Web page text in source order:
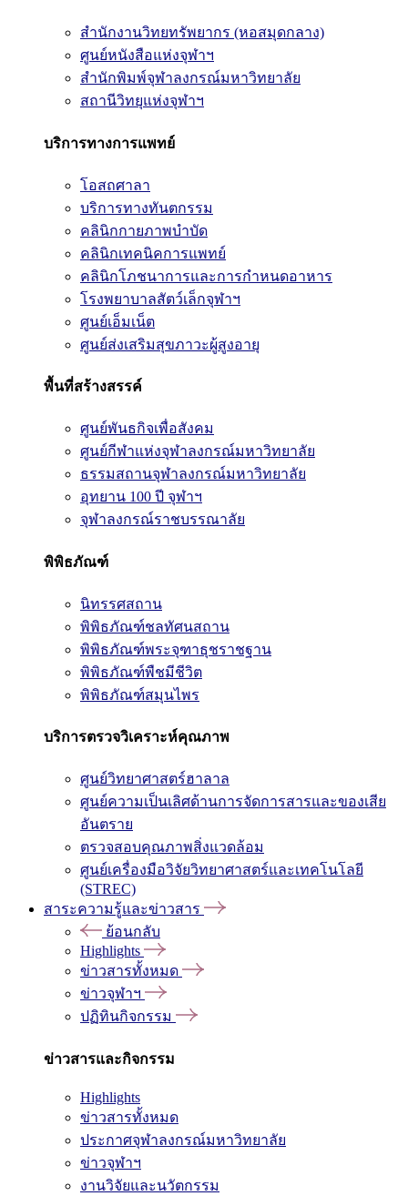
สำนักงานวิทยทรัพยากร (หอสมุดกลาง)
ศูนย์หนังสือแห่งจุฬาฯ
สำนักพิมพ์จุฬาลงกรณ์มหาวิทยาลัย
สถานีวิทยุแห่งจุฬาฯ
บริการทางการแพทย์
โอสถศาลา
บริการทางทันตกรรม
คลินิกกายภาพบำบัด
คลินิกเทคนิคการแพทย์
คลินิกโภชนาการและการกำหนดอาหาร
โรงพยาบาลสัตว์เล็กจุฬาฯ
ศูนย์เอ็มเน็ต
ศูนย์ส่งเสริมสุขภาวะผู้สูงอายุ
พื้นที่สร้างสรรค์
ศูนย์พันธกิจเพื่อสังคม
ศูนย์กีฬาแห่งจุฬาลงกรณ์มหาวิทยาลัย
ธรรมสถานจุฬาลงกรณ์มหาวิทยาลัย
อุทยาน 100 ปี จุฬาฯ
จุฬาลงกรณ์ราชบรรณาลัย
พิพิธภัณฑ์
นิทรรศสถาน
พิพิธภัณฑ์ชลทัศนสถาน
พิพิธภัณฑ์พระจุฑาธุชราชฐาน
พิพิธภัณฑ์พืชมีชีวิต
พิพิธภัณฑ์สมุนไพร
บริการตรวจวิเคราะห์คุณภาพ
ศูนย์วิทยาศาสตร์ฮาลาล
ศูนย์ความเป็นเลิศด้านการจัดการสารและของเสีย
อันตราย
ตรวจสอบคุณภาพสิ่งแวดล้อม
ศูนย์เครื่องมือวิจัยวิทยาศาสตร์และเทคโนโลยี
(STREC)
สาระความรู้และข่าวสาร
ย้อนกลับ
Highlights
ข่าวสารทั้งหมด
ข่าวจุฬาฯ
ปฏิทินกิจกรรม
ข่าวสารและกิจกรรม
Highlights
ข่าวสารทั้งหมด
ประกาศจุฬาลงกรณ์มหาวิทยาลัย
ข่าวจุฬาฯ
งานวิจัยและนวัตกรรม